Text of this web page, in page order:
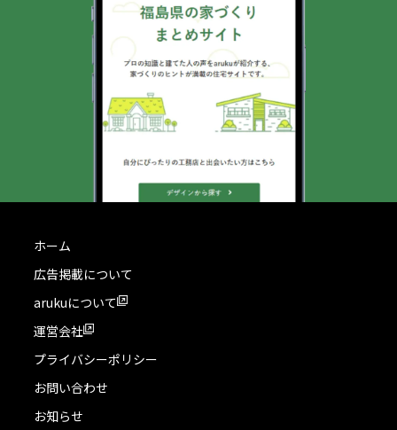
ホーム
広告掲載について
arukuについて
運営会社
プライバシーポリシー
お問い合わせ
お知らせ